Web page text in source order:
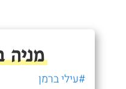
מניה
#עילי ברמן